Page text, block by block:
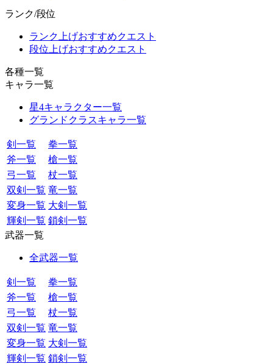
ランク/段位
ランク上げおすすめクエスト
段位上げおすすめクエスト
各種一覧
キャラ一覧
星4キャラクター一覧
グランドクラスキャラ一覧
剣一覧
拳一覧
斧一覧
槍一覧
弓一覧
杖一覧
双剣一覧 竜一覧
変身一覧 大剣一覧
輝剣一覧 鎖剣一覧
武器一覧
全武器一覧
剣一覧
拳一覧
斧一覧
槍一覧
弓一覧
杖一覧
双剣一覧 竜一覧
変身一覧 大剣一覧
輝剣一覧 鎖剣一覧